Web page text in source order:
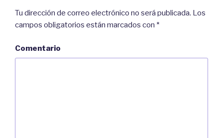
Tu dirección de correo electrónico no será publicada. Los
campos obligatorios están marcados con *
Comentario